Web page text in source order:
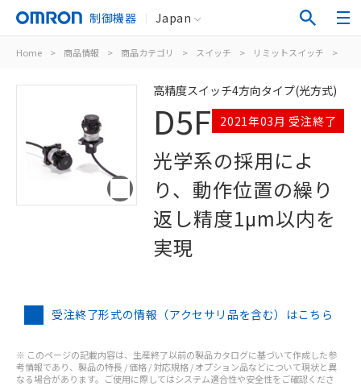
制御機器 Japan
Home > 商品情報 > 商品カテゴリ > スイッチ > リミットスイッチ >
高精度スイッチ4方向タイプ(光方式)
D5F 2021年03月 受注終了
光学系の採用によ
り、動作位置の繰り
返し精度1μm以内を
実現
受注終了形式の情報（アクセサリ品を含む）はこちら
※ このページの記載内容は、生産終了以前の製品カタログに基づいて作成した参
考情報であり、製品の特長 / 価格 / 対応規格 / オプション品などについて現状と異
なる場合があります。ご使用に際してはシステム適合性や安全性をご確認くださ